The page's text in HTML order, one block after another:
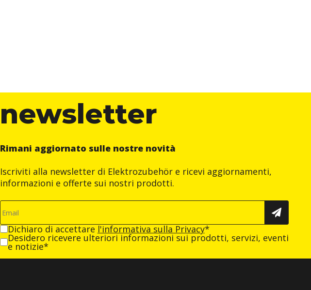
newsletter
Rimani aggiornato sulle nostre novità
Iscriviti alla newsletter di Elektrozubehör e ricevi aggiornamenti,
informazioni e offerte sui nostri prodotti.
Dichiaro di accettare l'informativa sulla Privacy*
Desidero ricevere ulteriori informazioni sui prodotti, servizi, eventi
e notizie*